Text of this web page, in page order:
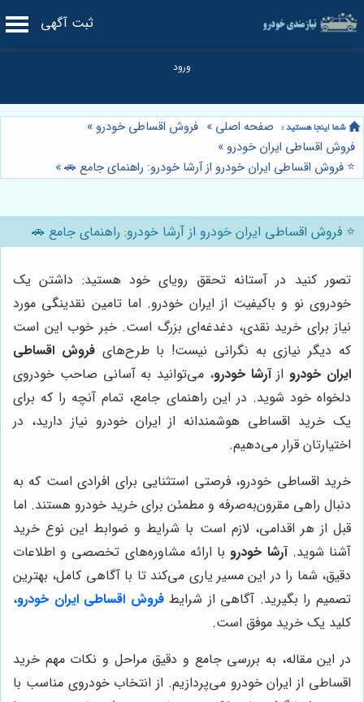
ثبت آگهی
صفحه اصلی » فروش اقساطی خودرو »
فروش اقساطی ایران خودرو »
⭐️ فروش اقساطی ایران خودرو از آرشا خودرو: راهنمای جامع 🚗»
⭐️ فروش اقساطی ایران خودرو از آرشا خودرو: راهنمای جامع 🚗
تصور کنید در آستانه تحقق رویای خود هستید: داشتن یک
خودروی نو و باکیفیت از ایران خودرو. اما تامین نقدینگی مورد
نیاز برای خرید نقدی، دغدغه‌ای بزرگ است. خبر خوب این است
که دیگر نیازی به نگرانی نیست! با طرح‌هایفروش اقساطی
ایران خودروازآرشا خودرو، می‌توانید به آسانی صاحب خودروی
دلخواه خود شوید. در این راهنمای جامع، تمام آنچه را که برای
یک خرید اقساطی هوشمندانه از ایران خودرو نیاز دارید، در
اختیارتان قرار می‌دهیم.
خرید اقساطی خودرو، فرصتی استثنایی برای افرادی است که به
دنبال راهی مقرون‌به‌صرفه و مطمئن برای خرید خودرو هستند. اما
قبل از هر اقدامی، لازم است با شرایط و ضوابط این نوع خرید
آشنا شوید.آرشا خودروبا ارائه مشاوره‌های تخصصی و اطلاعات
دقیق، شما را در این مسیر یاری می‌کند تا با آگاهی کامل، بهترین
تصمیم را بگیرید. آگاهی از شرایطفروش اقساطی ایران خودرو،
کلید یک خرید موفق است.
در این مقاله، به بررسی جامع و دقیق مراحل و نکات مهم خرید
اقساطی از ایران خودرو می‌پردازیم. از انتخاب خودروی مناسب با